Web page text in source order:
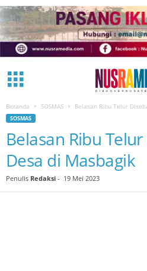
Beranda SOSMAS Belasan Ribu Telur
SOSMAS
Belasan Ribu
Desa di Masbagik
Penulis Redaksi - 19 Mei 2023